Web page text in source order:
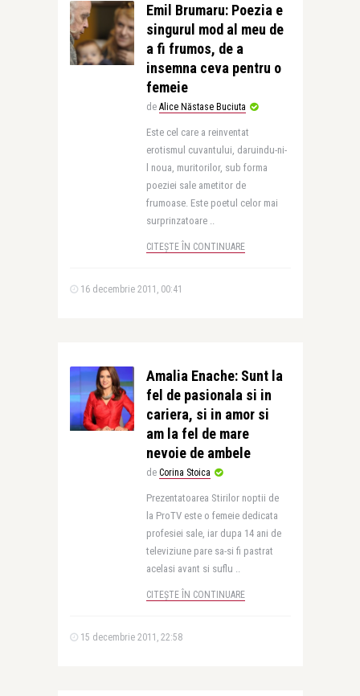
Emil Brumaru: Poezia e
singurul mod al meu de
a fi frumos, de a
insemna ceva pentru o
femeie
de Alice Năstase Buciuta
Este cel care a reinventat
erotismul cuvantului, daruindu-ni-
l noua, muritorilor, sub forma
poeziei sale ametitor de
frumoase. Este poetul celor mai
surprinzatoare ..
CITEȘTE ÎN CONTINUARE
16 decembrie 2011, 00:41
Amalia Enache: Sunt la
fel de pasionala si in
cariera, si in amor si
am la fel de mare
nevoie de ambele
de Corina Stoica
Prezentatoarea Stirilor noptii de
la ProTV este o femeie dedicata
profesiei sale, iar dupa 14 ani de
televiziune pare sa-si fi pastrat
acelasi avant si suflu ..
CITEȘTE ÎN CONTINUARE
15 decembrie 2011, 22:58